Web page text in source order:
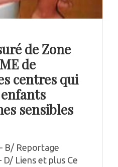
de Zone
de
centres qui
sensibles
B/ Reportage
Liens et plus Ce